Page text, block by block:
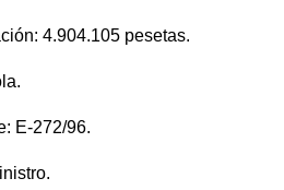
4.904.105 pesetas.
E-272/96.